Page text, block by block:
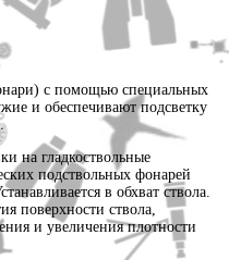
с помощью специальных
и обеспечивают подсветку
на гладкоствольные
подствольных фонарей
в обхват ствола.
поверхности ствола,
и увеличения плотности